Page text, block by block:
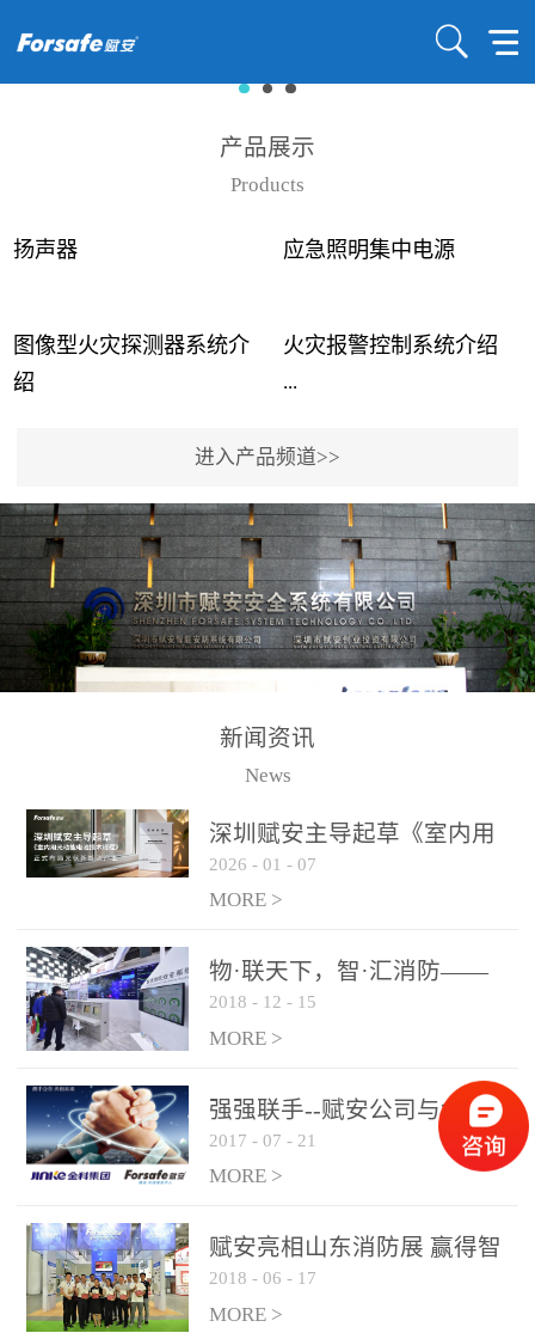
产品展示
Products
扬声器 应急照明集中电源
图像型火灾探测器系统介
绍
...
事故频发，传统的火灾探
测方法已无法满足要求。
尤其是目前众多的大型影
剧院、会议展览中心、体
育馆、大型仓库和隧道空
间等，其建筑结构特殊、
火灾隐患多。一旦发生火
传统的火灾关测器无法被
及时缺发，不能及早发现
和有效扑救火火，这不仅
力和闲难，同时也将造成
巨大的经济损失和社会影
响，基至还会造成人员伤
亡。图像型火灾探测器正
是针对这种高大空间建筑
物的消防设施、设备通过
现场图像的实时获取、预
处理和特征提取分析，实
现火焰的跟踪和识别。能
更早的进行预警，达到早
报早防的效果。 系统构
成示意图： 图像型火灾
火灾报警控制系统介绍
...
用了具有仲裁机制和冗余
校验的总线传输技术、线
路状态检测与保护技术、
后向光电感烟探测技术、
高可靠的系统抗干扰技术
等多项专利技术和专有技
警领域三十多年技术积累
和工程实践的结晶。
进入产品频道>>
新闻资讯
News
深圳赋安主导起草《室内用
光动能电池技术规程》 正式
布局光伏新能源产业
2026 - 01 - 07
MORE >
物·联天下，智·汇消防——
赋安F&S 2018上海消防展圆
满落幕
2018 - 12 - 15
MORE >
强强联手--赋安公司与金科
集团达成战略合作协议
2017 - 07 - 21
MORE >
赋安亮相山东消防展 赢得智
慧消防新荣耀
2018 - 06 - 17
MORE >